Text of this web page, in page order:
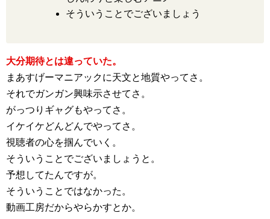
そういうことでございましょう
大分期待とは違っていた。
まあすげーマニアックに天文と地質やってさ。
それでガンガン興味示させてさ。
がっつりギャグもやってさ。
イケイケどんどんでやってさ。
視聴者の心を掴んでいく。
そういうことでございましょうと。
予想してたんですが。
そういうことではなかった。
動画工房だからやらかすとか。